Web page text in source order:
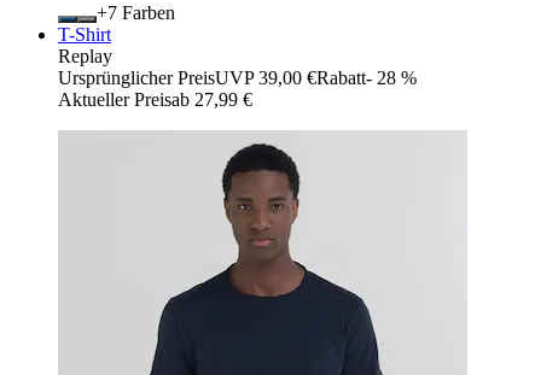
+
Farben
T-Shirt
Replay
Ursprünglicher PreisUVP 39,00 €Rabatt- 28 %
Aktueller Preisab 27,99 €